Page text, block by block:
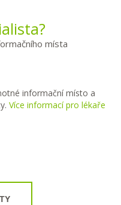
místa
informační místo a
Více informací pro lékaře